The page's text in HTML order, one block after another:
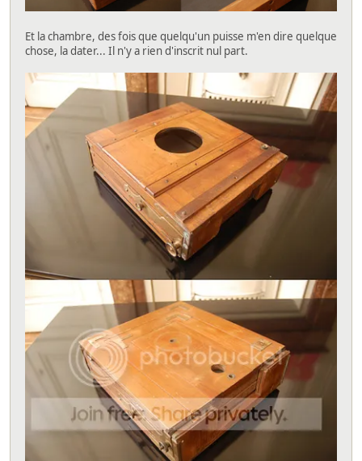
Et la chambre, des fois que quelqu'un puisse m'en dire quelque
chose, la dater... Il n'y a rien d'inscrit nul part.